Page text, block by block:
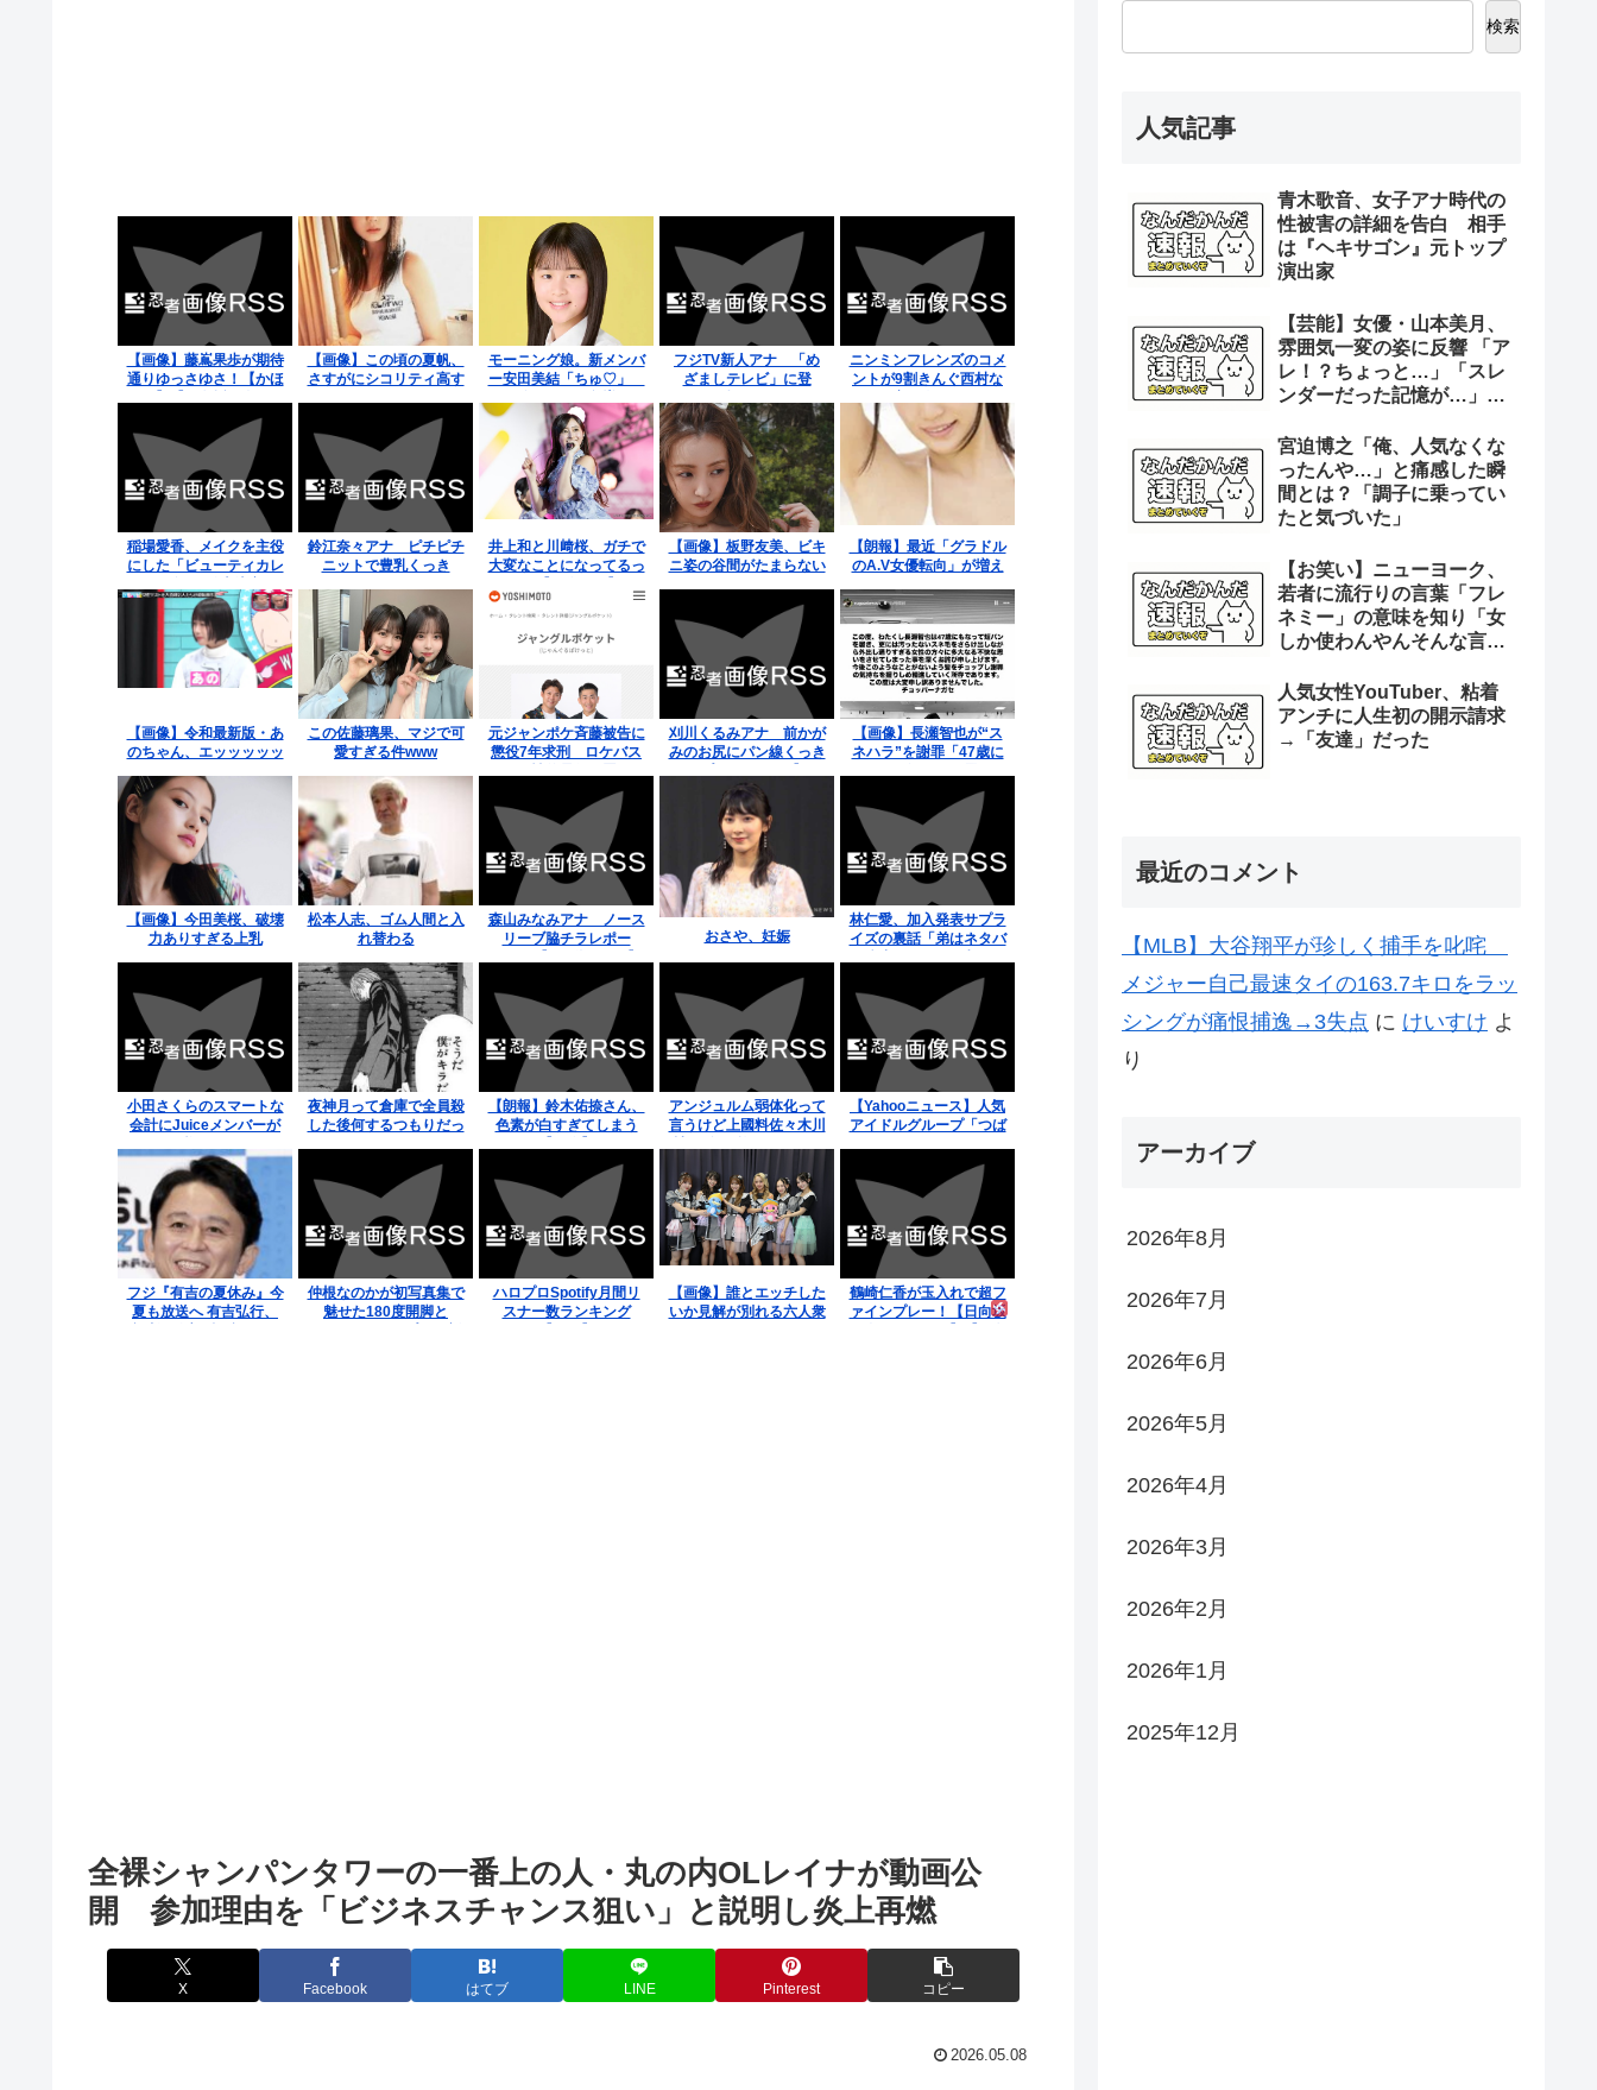
【画像】藤嶌果歩が期待
通りゆっさゆさ！【かほ
しょう】【日向坂46】
【画像】この頃の夏帆、
さすがにシコリティ高す
モーニング娘。新メンバ
ー安田美結「ちゅ♡」
ｗ
フジTV新人アナ 「め
ざましテレビ」に登
ニンミンフレンズのコメ
ントが9割きんぐ西村な
は
稲場愛香、メイクを主役
にした「ビューティカレ
鈴江奈々アナ ピチピチ
ニットで豊乳くっき
井上和と川﨑桜、ガチで
大変なことになってるっ
【画像】板野友美、ビキ
ニ姿の谷間がたまらない
【朗報】最近「グラドル
のA.V女優転向」が増え
【画像】令和最新版・あ
のちゃん、エッッッッッ
この佐藤璃果、マジで可
愛すぎる件www
元ジャンポケ斉藤被告に
懲役7年求刑 ロケバス
刈川くるみアナ 前かが
みのお尻にパン線くっき
動画あり】
【画像】長瀬智也が“ス
ネハラ”を謝罪「47歳に
女性の方々に多大なる不
快な思いを…」論争に言
及
【画像】今田美桜、破壊
力ありすぎる上乳
松本人志、ゴム人間と入
れ替わる
森山みなみアナ ノース
リーブ脇チラレポー
おさや、妊娠
林仁愛、加入発表サプラ
イズの裏話「弟はネタバ
小田さくらのスマートな
会計にJuiceメンバーが
夜神月って倉庫で全員殺
した後何するつもりだっ
【朗報】鈴木佑捺さん、
色素が白すぎてしまう
アンジュルム弱体化って
言うけど上國料佐々木川
【Yahooニュース】人気
アイドルグループ「つば
ホールカードを配布。初
日はファ
フジ『有吉の夏休み』今
夏も放送へ 有吉弘行、
仲根なのかが初写真集で
魅せた180度開脚と
ハロプロSpotify月間リ
スナー数ランキング
【画像】誰とエッチした
いか見解が別れる六人衆
鶴崎仁香が玉入れで超フ
ァインプレー！【日向坂
全裸シャンパンタワーの一番上の人・丸の内OLレイナが動画公
開 参加理由を「ビジネスチャンス狙い」と説明し炎上再燃
X Facebook はてブ LINE Pinterest コピー
2026.05.08
検索
人気記事
青木歌音、女子アナ時代の
性被害の詳細を告白 相手
は『ヘキサゴン』元トップ
演出家
【芸能】女優・山本美月、
雰囲気一変の姿に反響 「ア
レ！？ちょっと…」「スレ
ンダーだった記憶が…」
宮迫博之「俺、人気なくな
ったんや…」と痛感した瞬
間とは？「調子に乗ってい
たと気づいた」
【お笑い】ニューヨーク、
若者に流行りの言葉「フレ
ネミー」の意味を知り「女
しか使わんやんそんな言
れやん」
人気女性YouTuber、粘着
アンチに人生初の開示請求
→「友達」だった
最近のコメント
【MLB】大谷翔平が珍しく捕手を叱咤
メジャー自己最速タイの163.7キロをラッ
シングが痛恨捕逸→3失点 に けいすけ よ
り
アーカイブ
2026年8月
2026年7月
2026年6月
2026年5月
2026年4月
2026年3月
2026年2月
2026年1月
2025年12月